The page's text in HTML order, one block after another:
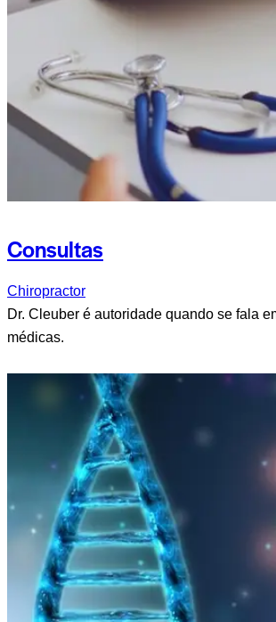
Consultas
Chiropractor
Dr. Cleuber é autoridade quando se fala
médicas.